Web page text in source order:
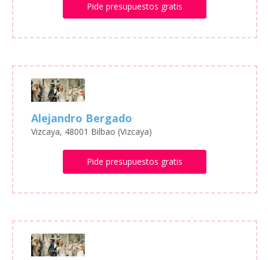
Pide presupuestos gratis
Alejandro Bergado
Vizcaya, 48001 Bilbao (Vizcaya)
Pide presupuestos gratis